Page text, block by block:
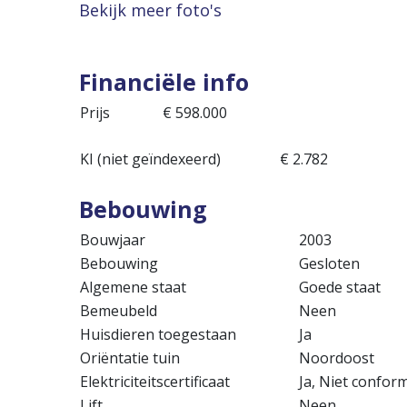
Bekijk meer foto's
Financiële info
Prijs € 598.000
KI (niet geïndexeerd) € 2.782
Bebouwing
Bouwjaar
2003
Bebouwing
Gesloten
Algemene staat
Goede staat
Bemeubeld
Neen
Huisdieren toegestaan
Ja
Oriëntatie tuin
Noordoost
Elektriciteitscertificaat
Ja, Niet